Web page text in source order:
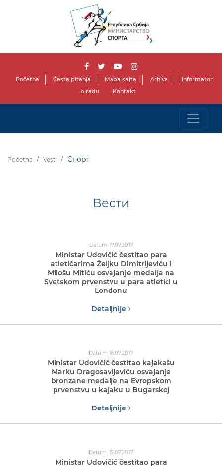
Početna Česta pitanja Mapa sajta Arhiva
Informator
o radu
Kontakt
Početna Vesti Спорт
Вести
Datum: 17.07.2017
Ministar Udovičić čestitao para
atletičarima Željku Dimitrijeviću i
Milošu Mitiću osvajanje medalja na
Svetskom prvenstvu u para atletici u
Londonu
Detaljnije
Datum: 16.07.2017
Ministar Udovičić čestitao kajakašu
Marku Dragosavljeviću osvajanje
bronzane medalje na Evropskom
prvenstvu u kajaku u Bugarskoj
Detaljnije
Datum: 15.07.2017
Ministar Udovičić čestitao para